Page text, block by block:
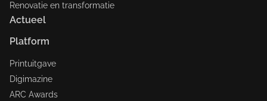
Renovatie en transformatie
Actueel
Platform
Printuitgave
Digimazine
ARC Awards